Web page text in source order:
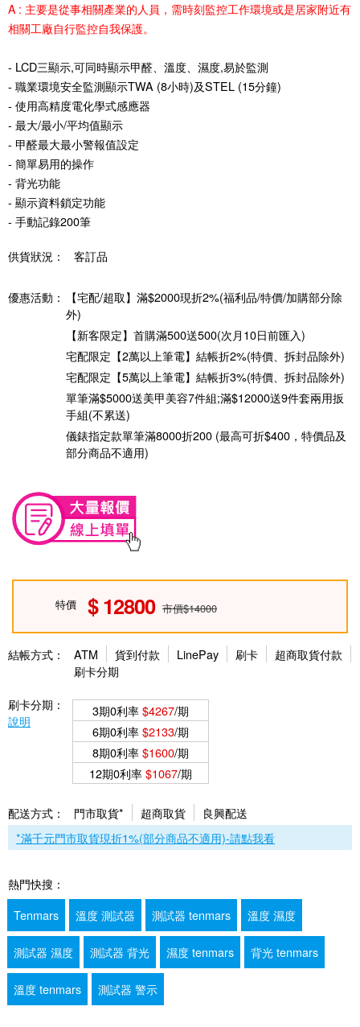
A : 主要是從事相關產業的人員，需時刻監控工作環境或是居家附近有
相關工廠自行監控自我保護。
- LCD三顯示,可同時顯示甲醛、溫度、濕度,易於監測
- 職業環境安全監測顯示TWA (8小時)及STEL (15分鐘)
- 使用高精度電化學式感應器
- 最大/最小/平均值顯示
- 甲醛最大最小警報值設定
- 簡單易用的操作
- 背光功能
- 顯示資料鎖定功能
- 手動記錄200筆
供貨狀況： 客訂品
優惠活動：
【宅配/超取】滿$2000現折2%(福利品/特價/加購部分除
外)
【新客限定】首購滿500送500(次月10日前匯入)
宅配限定【2萬以上筆電】結帳折2%(特價、拆封品除外)
宅配限定【5萬以上筆電】結帳折3%(特價、拆封品除外)
單筆滿$5000送美甲美容7件組;滿$12000送9件套兩用扳
手組(不累送)
儀錶指定款單筆滿8000折200 (最高可折$400，特價品及
部分商品不適用)
特價 12800 市價$14000
結帳方式： ATM 貨到付款 LinePay 刷卡
超商取貨付款
刷卡分期
刷卡分期：
說明
3期0利率$4267/期
6期0利率$2133/期
8期0利率$1600/期
12期0利率$1067/期
配送方式： 門市取貨* 超商取貨
良興配送
*滿千元門市取貨現折1%(部分商品不適用)-請點我看
熱門快搜：
Tenmars
溫度 測試器 測試器 tenmars 溫度 濕度
測試器 濕度 測試器 背光 濕度 tenmars 背光 tenmars
溫度 tenmars 測試器 警示